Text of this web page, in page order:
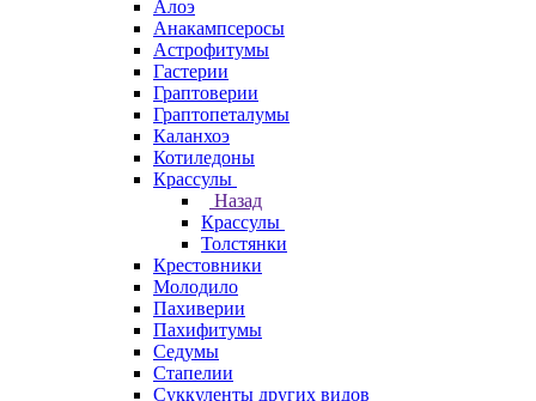
Алоэ
Анакампсеросы
Астрофитумы
Гастерии
Граптоверии
Граптопеталумы
Каланхоэ
Котиледоны
Крассулы
Назад
Крассулы
Толстянки
Крестовники
Молодило
Пахиверии
Пахифитумы
Седумы
Стапелии
Суккуленты других видов